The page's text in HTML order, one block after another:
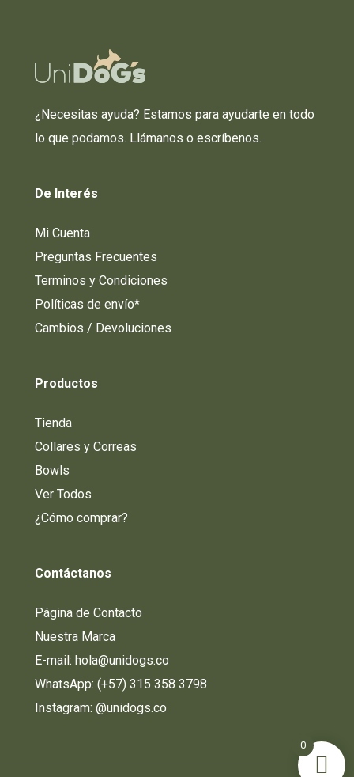
¿Necesitas ayuda? Estamos para ayudarte en todo
lo que podamos. Llámanos o escríbenos.
De Interés
Mi Cuenta
Preguntas Frecuentes
Terminos y Condiciones
Políticas de envío*
Cambios / Devoluciones
Productos
Tienda
Collares y Correas
Bowls
Ver Todos
¿Cómo comprar?
Contáctanos
Página de Contacto
Nuestra Marca
E-mail: hola@unidogs.co
WhatsApp: (+57) 315 358 3798
Instagram:@unidogs.co
0